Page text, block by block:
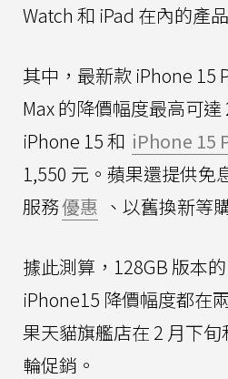
Watch 和 iPad 在內的產
其中，最新款 iPhone 15
Max 的降價幅度最高可達
iPhone 15 和 iPhone 15
1,550 元。蘋果還提供免
服務優惠 、以舊換新等
據此測算，128GB 版本
iPhone15 降價幅度都在
果天貓旗艦店在 2 月下
輪促銷。